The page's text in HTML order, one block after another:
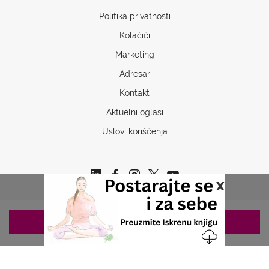
x
Politika privatnosti
Kolačići
Marketing
Adresar
Kontakt
Aktuelni oglasi
Uslovi korišćenja
Copyrights © 2026 Sva prava www.stetoskop.info
ZAKAZIVANJE 063/687-460